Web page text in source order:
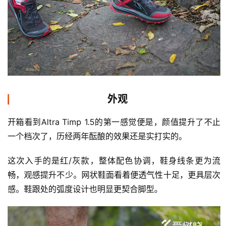
外观
开箱看到Altra Timp 1.5的第一感觉便是，颜值提升了不止
一个档次了，历经两年酝酿的效果还是实打实的。
这次入手的是红/灰款，整体配色协调，鞋身线条更为流
畅，观感提升不少。网状鞋面看着便透气性十足，更具层次
感。鞋跟处的弧度设计也明显更契合脚型。